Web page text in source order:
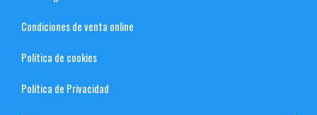
Condiciones de venta online
Política de cookies
Política de Privacidad